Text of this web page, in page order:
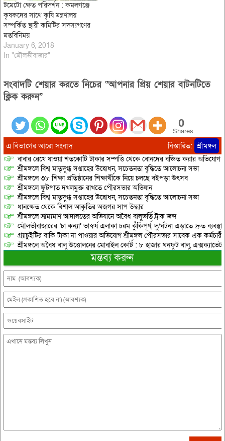
টমেটো ক্ষেত পরিদর্শন : কমলগঞ্জে
কৃষকদের সাথে কৃষি মন্ত্রণালয়
সম্পর্কিত স্থায়ী কমিটির সদস্যগণের
মতবিনিময়
January 6, 2018
In "মৌলভীবাজার"
সংবাদটি শেয়ার করতে নিচের “আপনার প্রিয় শেয়ার বাটনটিতে
ক্লিক করুন”
0
Shares
এ বিভাগের আরো সংবাদ বিস্তারিত: শ্রীমঙ্গল
বাবার রেখে যাওয়া শতকোটি টাকার সম্পত্তি থেকে বোনদের বঞ্চিত করার অভিযোগ
শ্রীমঙ্গলে বিশ্ব মাতৃদুগ্ধ সপ্তাহের উদ্বোধন, সচেতনতা বৃদ্ধিতে আলোচনা সভা
শ্রীমঙ্গলে ৩৮ শিক্ষা প্রতিষ্ঠানের শিক্ষার্থীকে নিয়ে চলছে বইপড়া উৎসব
শ্রীমঙ্গলে ফুটপাত দখলমুক্ত রাখতে পৌরসভার অভিযান
শ্রীমঙ্গলে বিশ্ব মাতৃদুগ্ধ সপ্তাহের উদ্বোধন, সচেতনতা বৃদ্ধিতে আলোচনা সভা
ধানক্ষেত থেকে বিশাল আকৃতির অজগর সাপ উদ্ধার
শ্রীমঙ্গলে ভ্রাম্যমাণ আদালতের অভিযানে অবৈধ বালুভর্তি ট্রাক জব্দ
মৌলভীবাজারের ‘চা কন্যা’ ভাস্কর্য এলাকা চরম ঝুঁকিপূর্ণ, দু/র্ঘটনা এড়াতে দ্রুত ব্যবস্থা
গ্র্যাচুইটির বাকি টাকা না পাওয়ার অভিযোগ শ্রীমঙ্গল পৌরসভার সাবেক এক
শ্রীমঙ্গলে অবৈধ বালু উত্তোলনের মোবাইল কোর্ট : ৮ হাজার ঘনফুট বালু,
মন্তব্য করুন